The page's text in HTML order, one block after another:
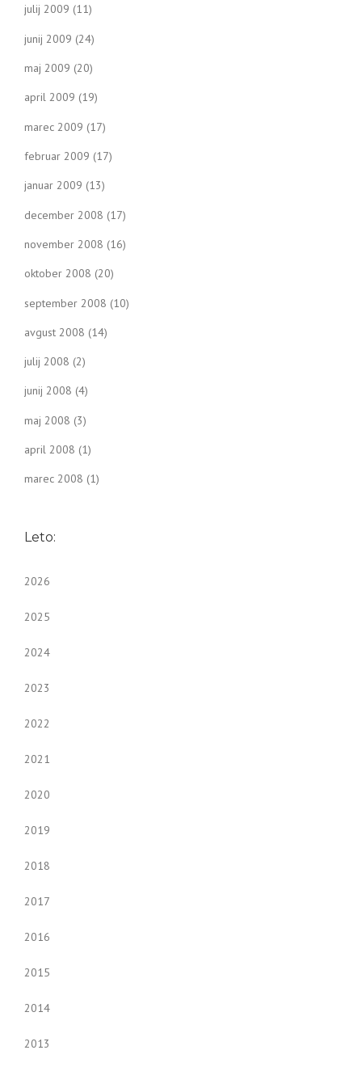
julij 2009 (11)
junij 2009 (24)
maj 2009 (20)
april 2009 (19)
marec 2009 (17)
februar 2009 (17)
januar 2009 (13)
december 2008 (17)
november 2008 (16)
oktober 2008 (20)
september 2008 (10)
avgust 2008 (14)
julij 2008 (2)
junij 2008 (4)
maj 2008 (3)
april 2008 (1)
marec 2008 (1)
Leto:
2026
2025
2024
2023
2022
2021
2020
2019
2018
2017
2016
2015
2014
2013